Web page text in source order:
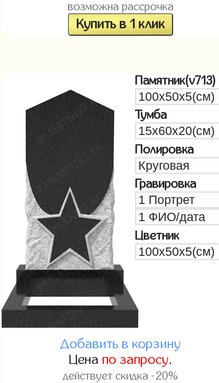
возможна рассрочка
Купить в 1 клик
Памятник(v713)
Тумба
Полировка
Гравировка
Цветник
Добавить в корзину
Цена по запросу.
действует скидка -20%